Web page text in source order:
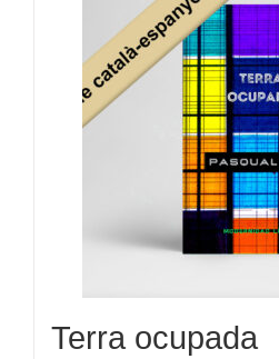
Terra ocupada